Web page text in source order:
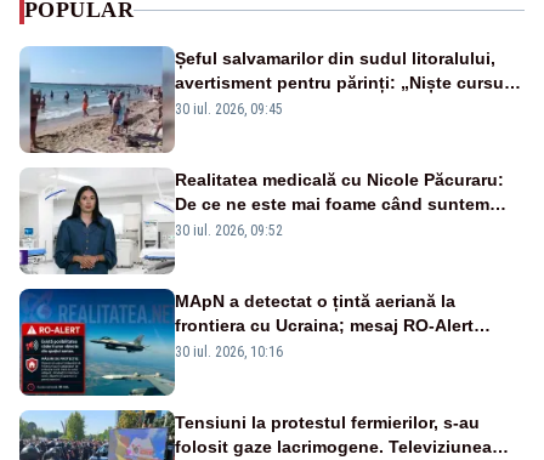
POPULAR
Șeful salvamarilor din sudul litoralului,
avertisment pentru părinți: „Niște cursuri
de înot la piscină nu sunt suficiente”
30 iul. 2026, 09:45
Realitatea medicală cu Nicole Păcuraru:
De ce ne este mai foame când suntem
obosiți?
30 iul. 2026, 09:52
MApN a detectat o țintă aeriană la
frontiera cu Ucraina; mesaj RO-Alert
transmis în județul Tulcea
30 iul. 2026, 10:16
Tensiuni la protestul fermierilor, s-au
folosit gaze lacrimogene. Televiziunea